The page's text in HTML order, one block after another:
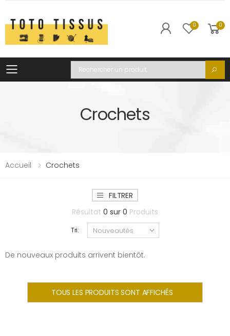
0 0
Toggle mobile menu
Recherche
Crochets
Accueil Crochets
FILTRER
Résultat 0 sur 0 Produits
Tri:
De nouveaux produits arrivent bientôt.
TOUS LES PRODUITS SONT AFFICHÉS